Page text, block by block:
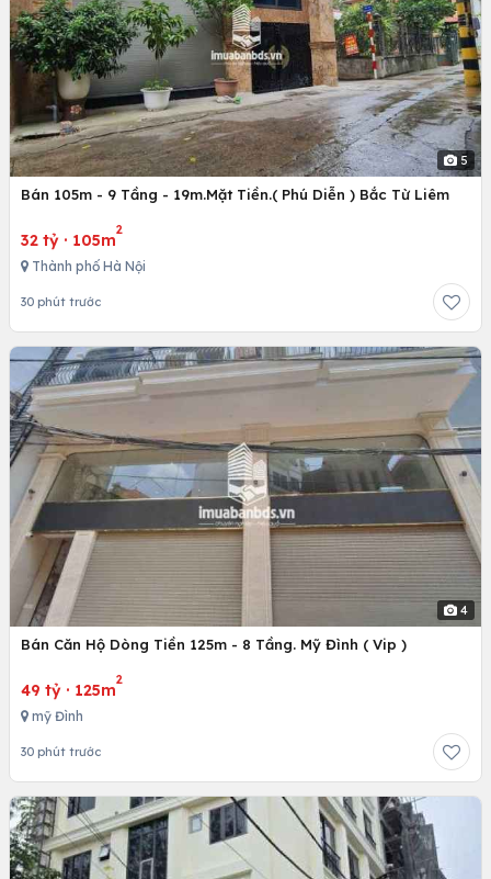
5
Bán 105m - 9 Tầng - 19m.Mặt Tiền.( Phú Diễn ) Bắc Từ Liêm
32 tỷ · 105m
2
Thành phố Hà Nội
30 phút trước
4
Bán Căn Hộ Dòng Tiền 125m - 8 Tầng. Mỹ Đình ( Vip )
49 tỷ · 125m
2
mỹ Đình
30 phút trước